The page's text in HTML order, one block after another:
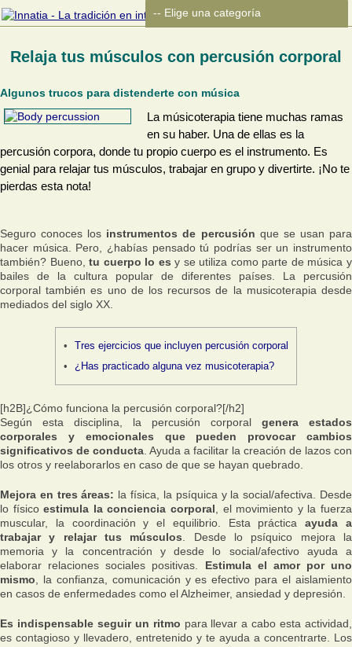
Relaja tus músculos con percusión corporal
Algunos trucos para distenderte con música
La músicoterapia tiene muchas ramas
en su haber. Una de ellas es la
percusión corpora, donde tu propio cuerpo es el instrumento. Es
genial para relajar tus músculos, trabajar en grupo y divertirte. ¡No te
pierdas esta nota!
Seguro conoces los instrumentos de percusión que se usan para
hacer música. Pero, ¿habías pensado tú podrías ser un instrumento
también? Bueno,tu cuerpo lo es y se utiliza como parte de música y
bailes de la cultura popular de diferentes países. La percusión
corporal también es uno de los recursos de la musicoterapia desde
mediados del siglo XX.
Tres ejercicios que incluyen percusión corporal
¿Has practicado alguna vez musicoterapia?
[h2B]¿Cómo funciona la percusión corporal?[/h2]
Según esta disciplina, la percusión corporal genera estados
corporales y emocionales que pueden provocar cambios
significativos de conducta . Ayuda a facilitar la creación de lazos con
los otros y reelaborarlos en caso de que se hayan quebrado.
Mejora en tres áreas: la física, la psíquica y la social/afectiva. Desde
lo físicoestimula la conciencia corporal , el movimiento y la fuerza
muscular, la coordinación y el equilibrio. Esta prácticaayuda a
trabajar y relajar tus músculos . Desde lo psíquico mejora la
memoria y la concentración y desde lo social/afectivo ayuda a
elaborar relaciones sociales positivas. Estimula el amor por uno
mismo , la confianza, comunicación y es efectivo para el aislamiento
en casos de enfermedades como el Alzheimer, ansiedad y depresión.
Es indispensable seguir un ritmo para llevar a cabo esta actividad,
es contagioso y llevadero, entretenido y te ayuda a concentrarte. Los